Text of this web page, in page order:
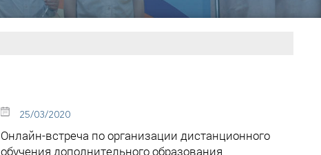
25/03/2020
Онлайн-встреча по организации дистанционного
обучения дополнительного образования